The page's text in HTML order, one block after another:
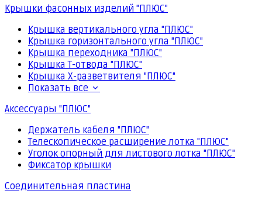
Крышки фасонных изделий "ПЛЮС"
Крышка вертикального угла "ПЛЮС"
Крышка горизонтального угла "ПЛЮС"
Крышка переходника "ПЛЮС"
Крышка Т-отвода "ПЛЮС"
Крышка Х-разветвителя "ПЛЮС"
Показать все
Аксессуары "ПЛЮС"
Держатель кабеля "ПЛЮС"
Телескопическое расширение лотка "ПЛЮС"
Уголок опорный для листового лотка "ПЛЮС"
Фиксатор крышки
Соединительная пластина